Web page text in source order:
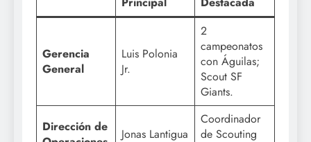
Gerencia
General
Luis Polonia
Jr.
2
campeonatos
con Águilas;
Scout SF
Giants.
Dirección de
Jonas Lantigua
Coordinador
de Scouting